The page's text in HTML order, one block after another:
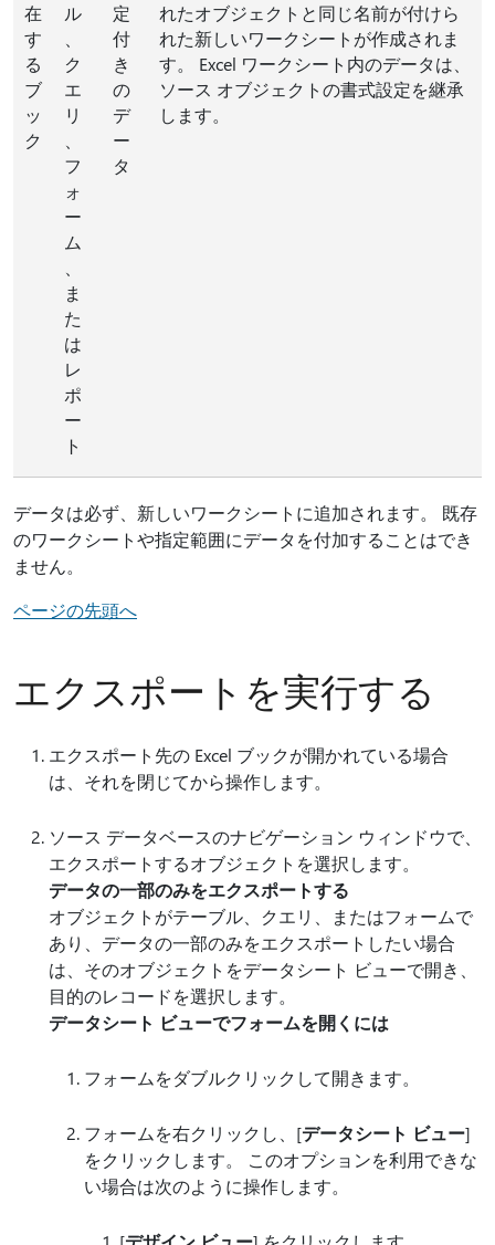
在
す
る
ブ
ッ
ク
ル
ク
エ
リ
フ
ォ
ー
ム
ま
た
は
レ
ポ
ー
ト
定
付
き
の
デ
ー
タ
れたオブジェクトと同じ名前が付けら
れた新しいワークシートが作成されま
す。 Excel ワークシート内のデータは、
ソース オブジェクトの書式設定を継承
します。
データは必ず、新しいワークシートに追加されます。 既存
のワークシートや指定範囲にデータを付加することはでき
ません。
ページの先頭へ
エクスポートを実行する
エクスポート先の Excel ブックが開かれている場合
は、それを閉じてから操作します。
ソース データベースのナビゲーション ウィンドウで、
エクスポートするオブジェクトを選択します。
データの一部のみをエクスポートする
オブジェクトがテーブル、クエリ、またはフォームで
あり、データの一部のみをエクスポートしたい場合
は、そのオブジェクトをデータシート ビューで開き、
目的のレコードを選択します。
データシート ビューでフォームを開くには
フォームをダブルクリックして開きます。
フォームを右クリックし、[データシート ビュー]
をクリックします。 このオプションを利用できな
い場合は次のように操作します。